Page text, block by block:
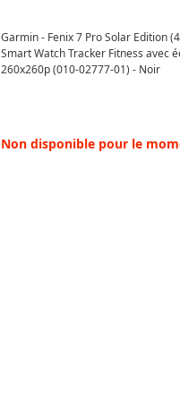
Garmin - Fenix 7 Pro Solar Edition
Smart Watch Tracker Fitness avec
260x260p (010-02777-01) - Noir
Non disponible pour le